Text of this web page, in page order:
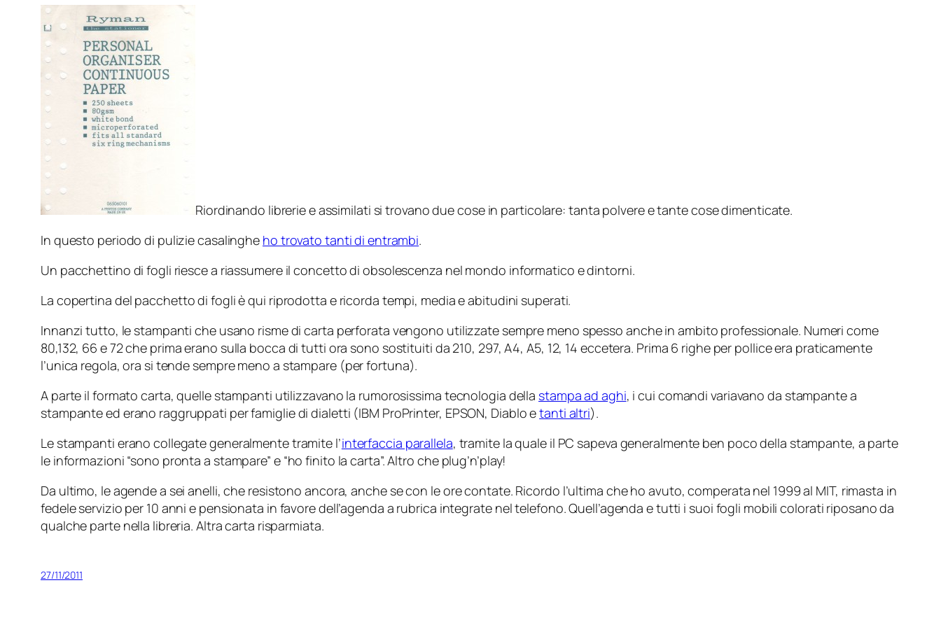
Riordinando librerie e assimilati si trovano due cose in particolare: tanta polvere e tante cose dimenticate.
In questo periodo di pulizie casalinghe ho trovato tanti di entrambi.
Un pacchettino di fogli riesce a riassumere il concetto di obsolescenza nel mondo informatico e dintorni.
La copertina del pacchetto di fogli è qui riprodotta e ricorda tempi, media e abitudini superati.
Innanzi tutto, le stampanti che usano risme di carta perforata vengono utilizzate sempre meno spesso anche in ambito professionale. Numeri come
80,132, 66 e 72 che prima erano sulla bocca di tutti ora sono sostituiti da 210, 297, A4, A5, 12, 14 eccetera. Prima 6 righe per pollice era praticamente
l’unica regola, ora si tende sempre meno a stampare (per fortuna).
A parte il formato carta, quelle stampanti utilizzavano la rumorosissima tecnologia della stampa ad aghi, i cui comandi variavano da stampante a
stampante ed erano raggruppati per famiglie di dialetti (IBM ProPrinter, EPSON, Diablo etanti altri).
Le stampanti erano collegate generalmente tramite l’interfaccia parallela, tramite la quale il PC sapeva generalmente ben poco della stampante, a parte
le informazioni “sono pronta a stampare” e “ho finito la carta”. Altro che plug’n’play!
Da ultimo, le agende a sei anelli, che resistono ancora, anche se con le ore contate. Ricordo l’ultima che ho avuto, comperata nel 1999 al MIT, rimasta in
fedele servizio per 10 anni e pensionata in favore dell’agenda a rubrica integrate nel telefono. Quell’agenda e tutti i suoi fogli mobili colorati riposano da
qualche parte nella libreria. Altra carta risparmiata.
27/11/2011